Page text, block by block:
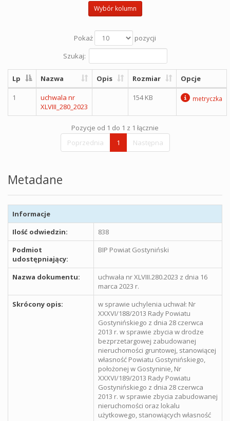
Wybór kolumn
Pokaż
pozycji
Szukaj:
Lp Nazwa Opis Rozmiar Opcje
1
uchwala nr
XLVIII_280_2023
154 KB metryczka
Pozycje od 1 do 1 z 1 łącznie
Poprzednia
1 Następna
Metadane
Informacje
Ilość odwiedzin:
838
Podmiot
udostępniający:
BIP Powiat Gostyniński
Nazwa dokumentu:
uchwała nr XLVIII.280.2023 z dnia 16
marca 2023 r.
Skrócony opis:
w sprawie uchylenia uchwał: Nr
XXXVI/188/2013 Rady Powiatu
Gostynińskiego z dnia 28 czerwca
2013 r. w sprawie zbycia w drodze
bezprzetargowej zabudowanej
nieruchomości gruntowej, stanowiącej
własność Powiatu Gostynińskiego,
położonej w Gostyninie, Nr
XXXVI/189/2013 Rady Powiatu
Gostynińskiego z dnia 28 czerwca
2013 r. w sprawie zbycia zabudowanej
nieruchomości oraz lokalu
użytkowego, stanowiących własność